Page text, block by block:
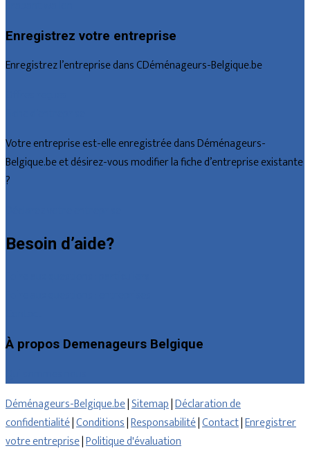
Enregistrez votre entreprise
Enregistrez l’entreprise dans CDéménageurs-Belgique.be
Votre entreprise est-elle enregistrée dans Déménageurs-
Belgique.be et désirez-vous modifier la fiche d’entreprise existante
?
Besoin d’aide?
À propos Demenageurs Belgique
Déménageurs-Belgique.be|Sitemap|Déclaration de
confidentialité|Conditions|Responsabilité|Contact|Enregistrer
votre entreprise|Politique d'évaluation